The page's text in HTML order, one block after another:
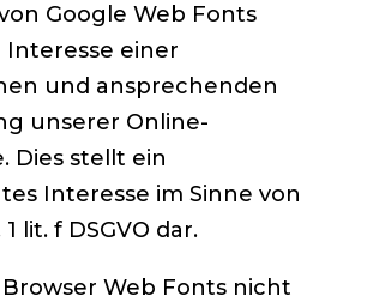
Google Web Fonts
einer
und ansprechenden
unserer Online-
Dies stellt ein
Interesse im Sinne von
lit. f DSGVO dar.
Web Fonts nicht